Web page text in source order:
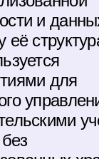
и
её
для